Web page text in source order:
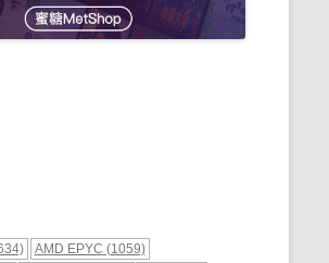
AMD EPYC (1059)